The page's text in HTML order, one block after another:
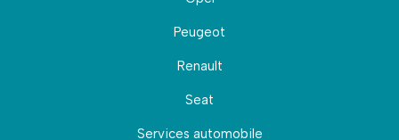
Peugeot
Renault
Seat
Services automobile